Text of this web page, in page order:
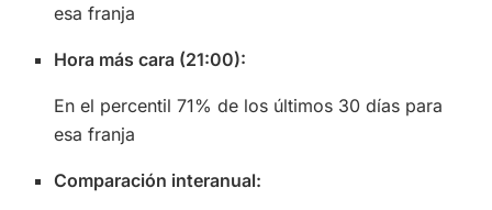
esa franja
Hora más cara (21:00):
En el percentil 71% de los últimos 30 días para
esa franja
Comparación interanual: